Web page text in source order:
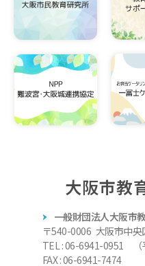
大阪市教
一般財団法人大阪市
〒540-0006 大阪市中
TEL : 06-6941-0951 （
FAX : 06-6941-7474